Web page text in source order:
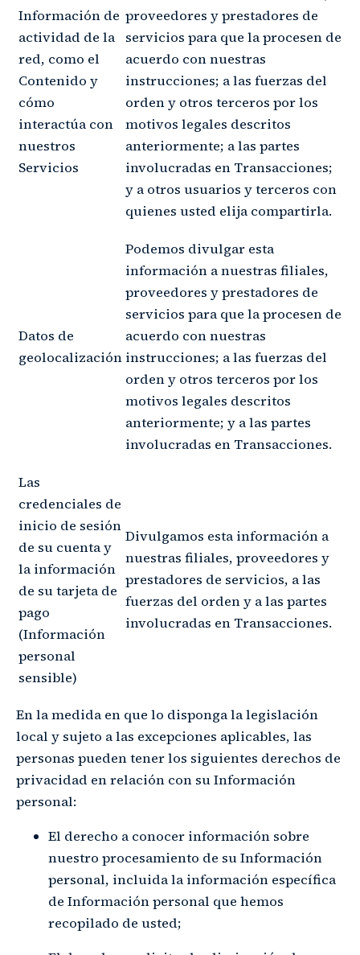
Información de
actividad de la
red, como el
Contenido y
cómo
interactúa con
nuestros
Servicios
proveedores y prestadores de
servicios para que la procesen de
acuerdo con nuestras
instrucciones; a las fuerzas del
orden y otros terceros por los
motivos legales descritos
anteriormente; a las partes
involucradas en Transacciones;
y a otros usuarios y terceros con
quienes usted elija compartirla.
Datos de
geolocalización
Podemos divulgar esta
información a nuestras filiales,
proveedores y prestadores de
servicios para que la procesen de
acuerdo con nuestras
instrucciones; a las fuerzas del
orden y otros terceros por los
motivos legales descritos
anteriormente; y a las partes
involucradas en Transacciones.
Las
credenciales de
inicio de sesión
de su cuenta y
la información
de su tarjeta de
pago
(Información
personal
sensible)
Divulgamos esta información a
nuestras filiales, proveedores y
prestadores de servicios, a las
fuerzas del orden y a las partes
involucradas en Transacciones.
En la medida en que lo disponga la legislación
local y sujeto a las excepciones aplicables, las
personas pueden tener los siguientes derechos de
privacidad en relación con su Información
personal:
El derecho a conocer información sobre
nuestro procesamiento de su Información
personal, incluida la información específica
de Información personal que hemos
recopilado de usted;